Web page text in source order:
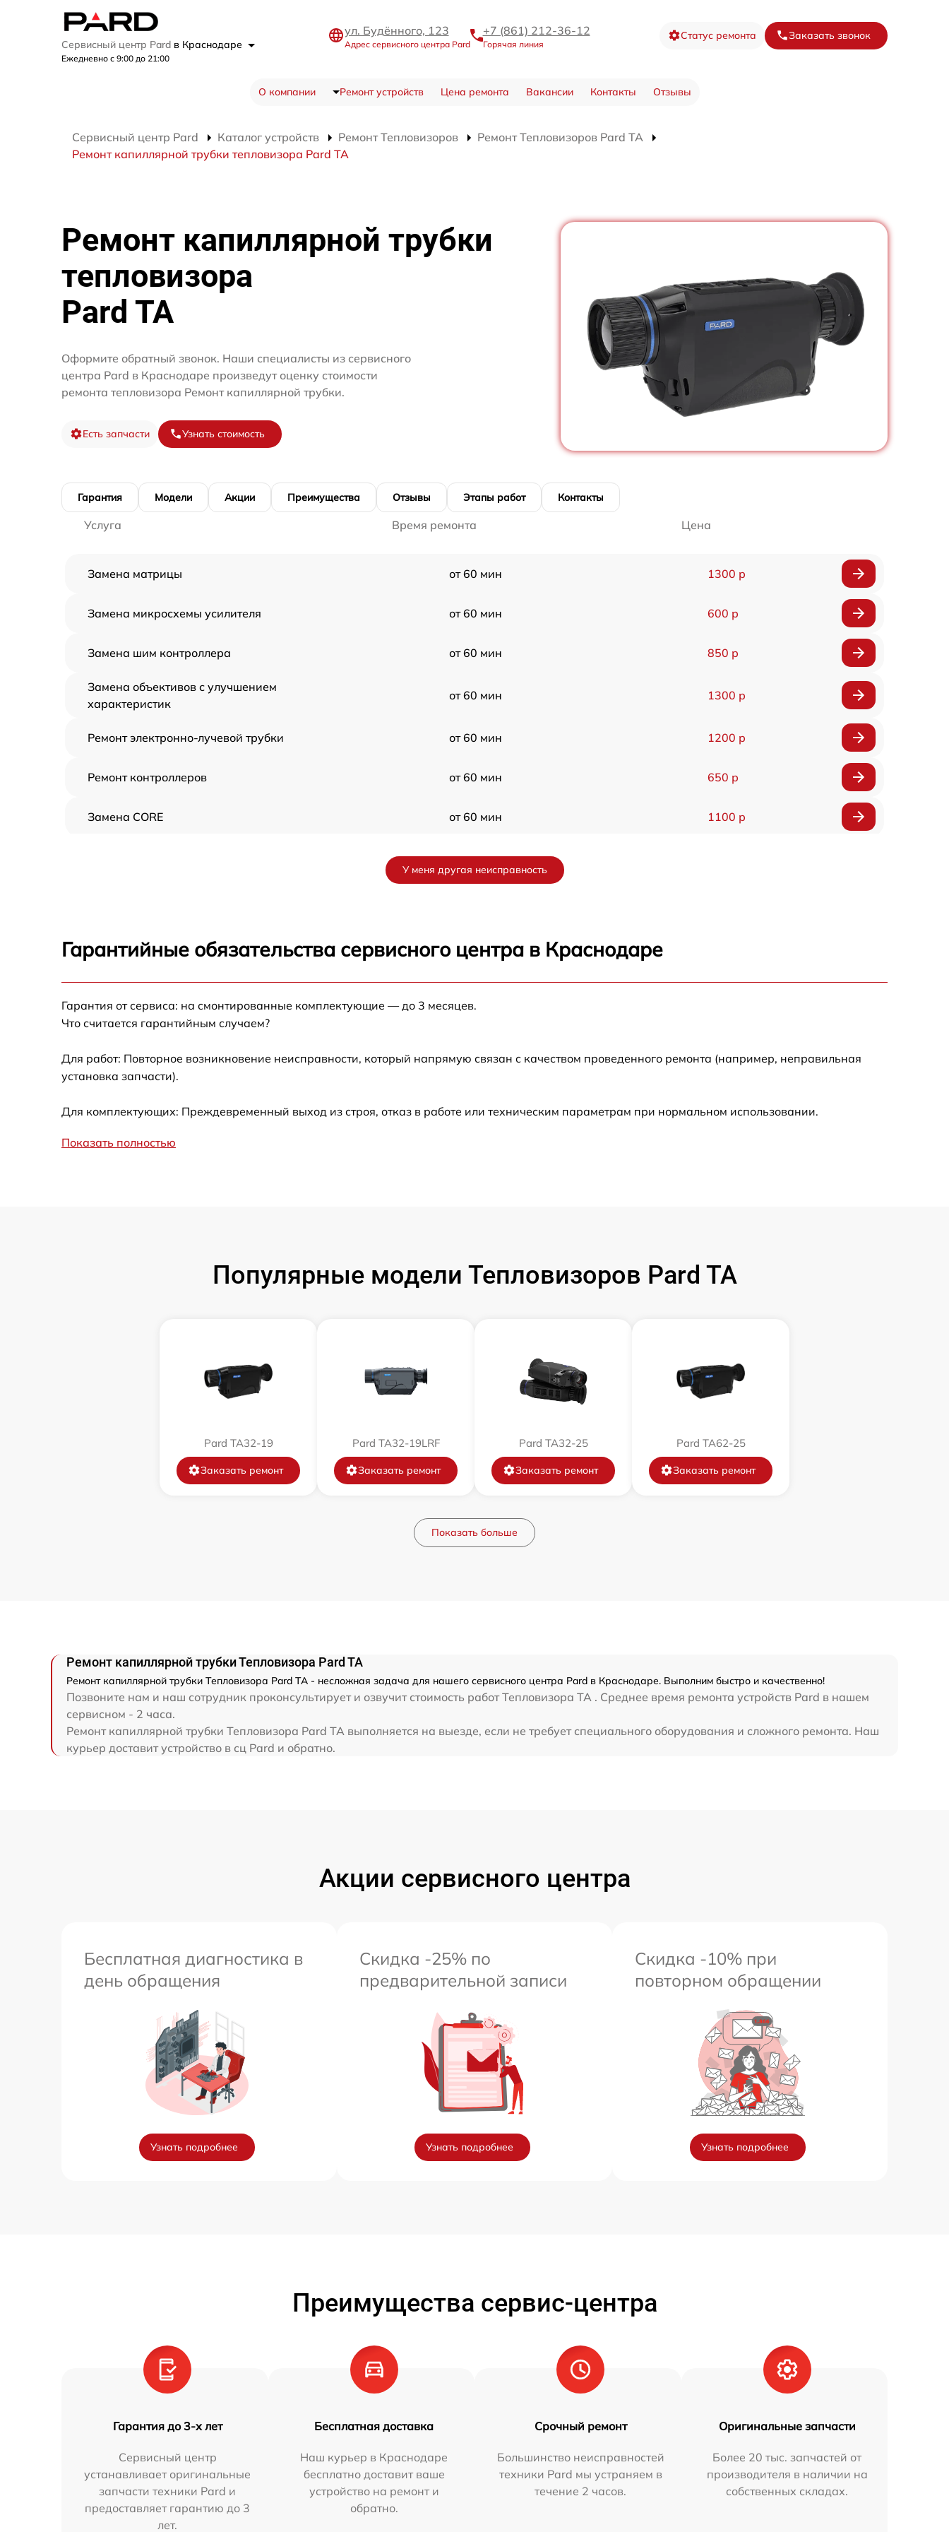
Сервисный центр Pard в Краснодаре
Ежедневно с 9:00 до 21:00
ул. Будённого, 123
Адрес сервисного центра Pard
+7 (861) 212-36-12
Горячая линия
Статус ремонта Заказать звонок
О компании Ремонт устройств Цена ремонта Вакансии Контакты Отзывы
Сервисный центр Pard Каталог устройств Ремонт Тепловизоров
Ремонт Тепловизоров Pard TA
Ремонт капиллярной трубки тепловизора Pard TA
Ремонт капиллярной трубки
тепловизора
Pard TA
Оформите обратный звонок. Наши специалисты из сервисного
центра Pard в Краснодаре произведут оценку стоимости
ремонта тепловизора Ремонт капиллярной трубки.
Есть запчасти Узнать стоимость
Гарантия Модели Акции Преимущества Отзывы Этапы работ Контакты
Услуга Время ремонта Цена
Замена матрицы от 60 мин 1300 р
Замена микросхемы усилителя от 60 мин 600 р
Замена шим контроллера от 60 мин 850 р
Замена объективов с улучшением
характеристик
от 60 мин 1300 р
Ремонт электронно-лучевой трубки от 60 мин 1200 р
Ремонт контроллеров от 60 мин 650 р
Замена CORE от 60 мин 1100 р
от 60 мин
Ремонт встроенного дальнометра и
других устройств
Замена микросхемы логики от 60 мин 450 р
Ремонт цепи питания
Прошивка (Обновление ПО) 450 р
Восстановление после попадания влаги от 60 мин 850 р
от 60 мин
У меня другая неисправность
Гарантийные обязательства сервисного центра в Краснодаре
Гарантия от сервиса: на смонтированные комплектующие — до 3 месяцев.
Что считается гарантийным случаем?
Для работ: Повторное возникновение неисправности, который напрямую связан с качеством проведенного ремонта (например, неправильная
установка запчасти).
Для комплектующих: Преждевременный выход из строя, отказ в работе или техническим параметрам при нормальном использовании.
Показать полностью
Популярные модели Тепловизоров Pard TA
Pard TA32-19
Заказать ремонт
Pard TA32-19LRF
Заказать ремонт
Pard TA32-25
Заказать ремонт
Pard TA62-25
Заказать ремонт
Показать больше
Ремонт капиллярной трубки Тепловизора Pard TA
Ремонт капиллярной трубки Тепловизора Pard TA - несложная задача для нашего сервисного центра Pard в Краснодаре. Выполним быстро и качественно!
Позвоните нам и наш сотрудник проконсультирует и озвучит стоимость работ Тепловизора TA . Среднее время ремонта устройств Pard в нашем
сервисном - 2 часа.
Ремонт капиллярной трубки Тепловизора Pard TA выполняется на выезде, если не требует специального оборудования и сложного ремонта. Наш
курьер доставит устройство в сц Pard и обратно.
Акции сервисного центра
Бесплатная диагностика в
день обращения
Узнать подробнее
Скидка -25% по
предварительной записи
Узнать подробнее
Скидка -10% при
повторном обращении
Узнать подробнее
Преимущества сервис-центра
Гарантия до 3-х лет
Сервисный центр
устанавливает оригинальные
запчасти техники Pard и
предоставляет гарантию до 3
лет.
Бесплатная доставка
Наш курьер в Краснодаре
бесплатно доставит ваше
устройство на ремонт и
обратно.
Срочный ремонт
Большинство неисправностей
техники Pard мы устраняем в
течение 2 часов.
Оригинальные запчасти
Более 20 тыс. запчастей от
производителя в наличии на
собственных складах.